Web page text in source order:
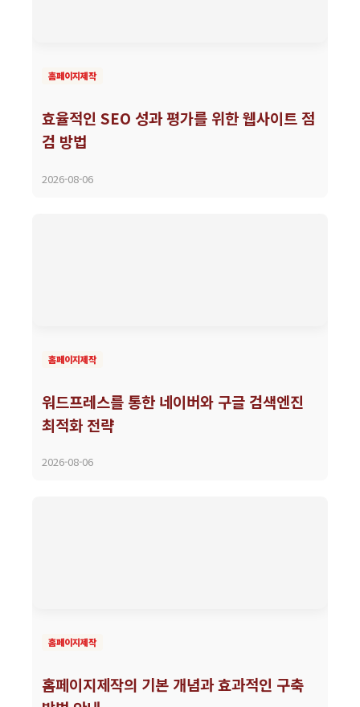
홈페이지제작
효율적인 SEO 성과 평가를 위한 웹사이트 점
검 방법
2026-08-06
홈페이지제작
워드프레스를 통한 네이버와 구글 검색엔진
최적화 전략
2026-08-06
홈페이지제작
홈페이지제작의 기본 개념과 효과적인 구축